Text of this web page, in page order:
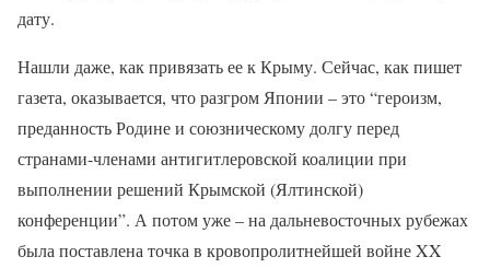
дату.
Нашли даже, как привязать ее к Крыму. Сейчас, как пишет
газета, оказывается, что разгром Японии – это “героизм,
преданность Родине и союзническому долгу перед
странами-членами антигитлеровской коалиции при
выполнении решений Крымской (Ялтинской)
конференции”. А потом уже – на дальневосточных рубежах
была поставлена точка в кровопролитнейшей войне XX